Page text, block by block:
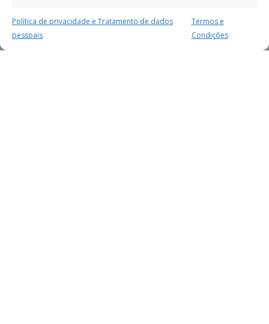
Política de privacidade e Tratamento de dados
pessoais
Termos e
Condições